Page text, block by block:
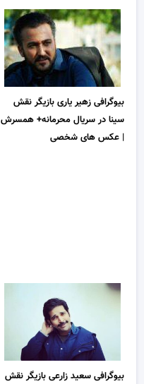
بیوگرافی زهیر یاری بازیگر نقش
سینا در سریال محرمانه+ همسرش
| عکس های شخصی
بیوگرافی سعید زارعی بازیگر نقش